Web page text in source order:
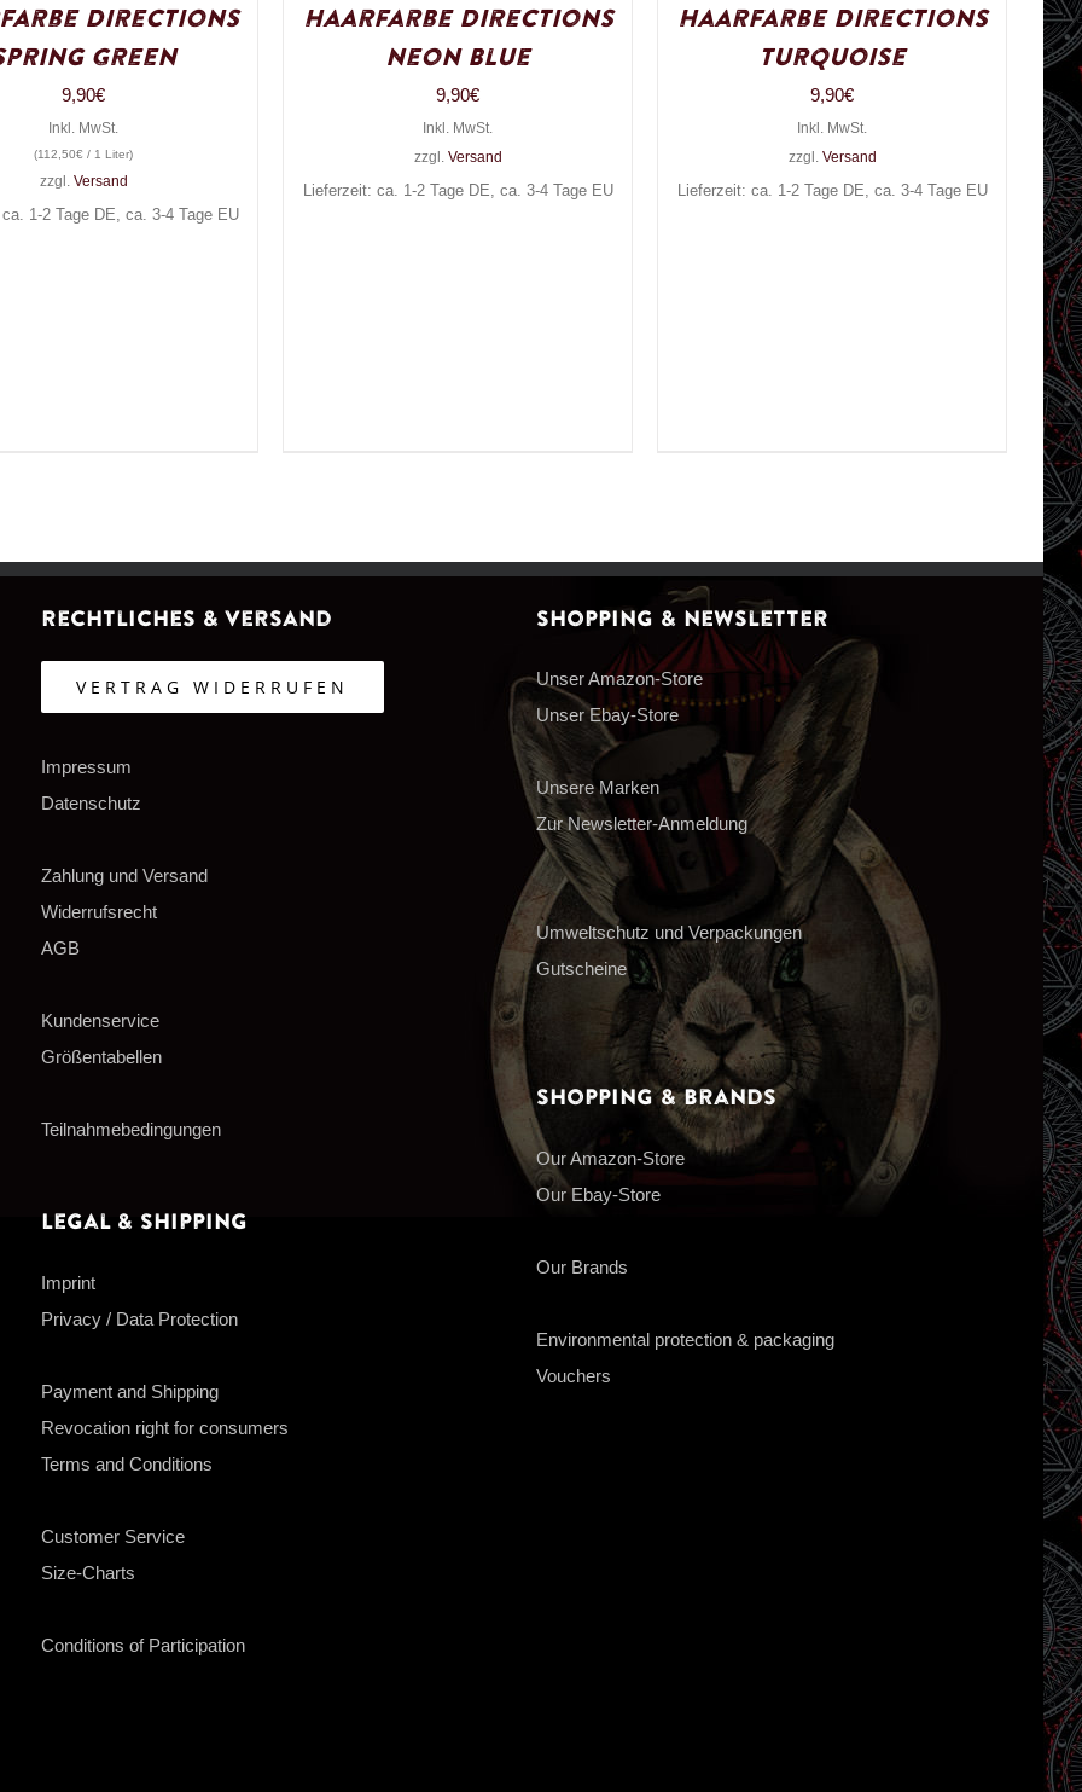
Directions
Green
9,90€
Inkl. MwSt.
(112,50€ / 1 Liter)
zzgl. Versand
1-2 Tage DE, ca. 3-4 Tage EU
Haarfarbe Directions
Neon Blue
9,90€
Inkl. MwSt.
zzgl. Versand
Lieferzeit: ca. 1-2 Tage DE, ca. 3-4 Tage EU
Haarfarbe Directions
Turquoise
9,90€
Inkl. MwSt.
zzgl. Versand
Lieferzeit: ca. 1-2 Tage DE, ca. 3-4 Tage EU
Rechtliches & Versand
VERTRAG WIDERRUFEN
Impressum
Datenschutz
Zahlung und Versand
Widerrufsrecht
AGB
Kundenservice
Größentabellen
Teilnahmebedingungen
Legal & Shipping
Imprint
Privacy / Data Protection
Payment and Shipping
Revocation right for consumers
Terms and Conditions
Customer Service
Size-Charts
Conditions of Participation
Shopping & Newsletter
Unser Amazon-Store
Unser Ebay-Store
Unsere Marken
Zur Newsletter-Anmeldung
Umweltschutz und Verpackungen
Gutscheine
Shopping & Brands
Our Amazon-Store
Our Ebay-Store
Our Brands
Environmental protection & packaging
Vouchers